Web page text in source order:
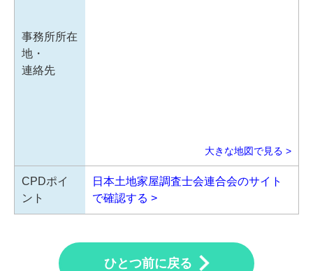
事務所所在
地・
連絡先
大きな地図で見る >
CPDポイ
ント
日本土地家屋調査士会連合会のサイト
で確認する >
ひとつ前に戻る